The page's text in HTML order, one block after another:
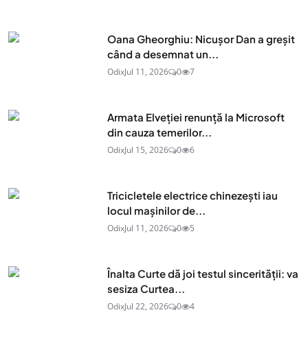
Oana Gheorghiu: Nicușor Dan a greșit
când a desemnat un...
OdixJul 11, 2026 0 7
Armata Elveției renunță la Microsoft
din cauza temerilor...
OdixJul 15, 2026 0 6
Tricicletele electrice chinezești iau
locul mașinilor de...
OdixJul 11, 2026 0 5
Înalta Curte dă joi testul sincerității: va
sesiza Curtea...
OdixJul 22, 2026 0 4